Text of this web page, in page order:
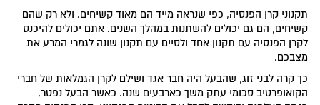
תקנוני קרן הפנסיה, כפי שנראה מייד הם מאוד קשיחים. ולא רק שהם
קשיחים, הם גם יכולים להשתנות במהלך השנים. אתם יכולים להיכנס
לקרן הפנסיה עם תקנון אחד ולסיים עם תקנון שונה לגמרי המרע את
מצבכם.
כך קרה לבני זוג, שהבעל היה חבר אגד ושילם לקרן הגמלאות של חברי
הקואופרטיב סכומי עתק משך כארבעים שנה. כאשר הבעל נפטר,